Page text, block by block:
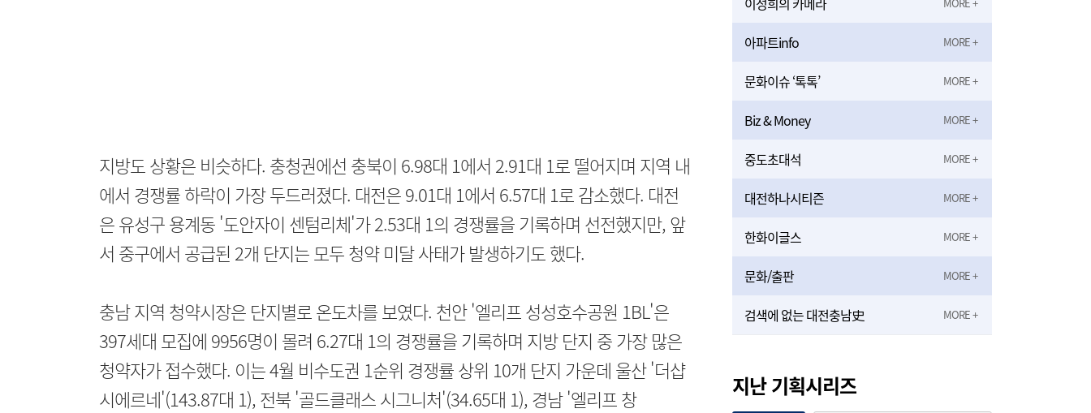
지방도 상황은 비슷하다. 충청권에선 충북이 6.98대 1에서 2.91대 1로 떨어지며 지역 내
에서 경쟁률 하락이 가장 두드러졌다. 대전은 9.01대 1에서 6.57대 1로 감소했다. 대전
은 유성구 용계동 '도안자이 센텀리체'가 2.53대 1의 경쟁률을 기록하며 선전했지만, 앞
서 중구에서 공급된 2개 단지는 모두 청약 미달 사태가 발생하기도 했다.
충남 지역 청약시장은 단지별로 온도차를 보였다. 천안 '엘리프 성성호수공원 1BL'은
397세대 모집에 9956명이 몰려 6.27대 1의 경쟁률을 기록하며 지방 단지 중 가장 많은
청약자가 접수했다. 이는 4월 비수도권 1순위 경쟁률 상위 10개 단지 가운데 울산 '더샵
시에르네'(143.87대 1), 전북 '골드클래스 시그니처'(34.65대 1), 경남 '엘리프 창
아파트info
문화이슈 ‘톡톡’
Biz & Money
중도초대석
대전하나시티즌
한화이글스
문화/출판
검색에 없는 대전충남史
지난 기획시리즈